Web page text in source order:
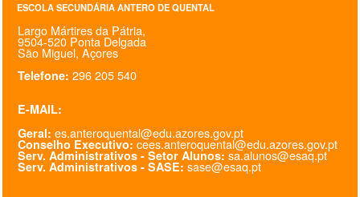
ESCOLA SECUNDÁRIA ANTERO DE QUENTAL
Largo Mártires da Pátria,
9504-520 Ponta Delgada
São Miguel, Açores
Telefone: 296 205 540
E-MAIL:
Geral: es.anteroquental@edu.azores.gov.pt
Conselho Executivo: cees.anteroquental@edu.azores.gov.pt
Serv. Administrativos - Setor Alunos: sa.alunos@esaq.pt
Serv. Administrativos - SASE: sase@esaq.pt